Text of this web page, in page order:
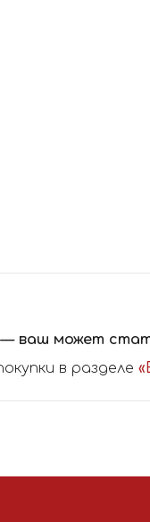
ваш может
в разделе